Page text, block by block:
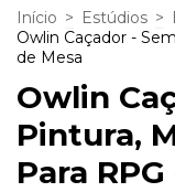
Início > Estúdios >
Owlin Caçador -
de Mesa
Owlin
Pintura,
Para